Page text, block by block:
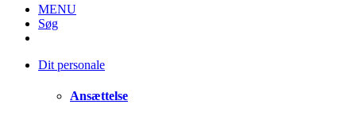
MENU
Søg
Dit personale
Ansættelse